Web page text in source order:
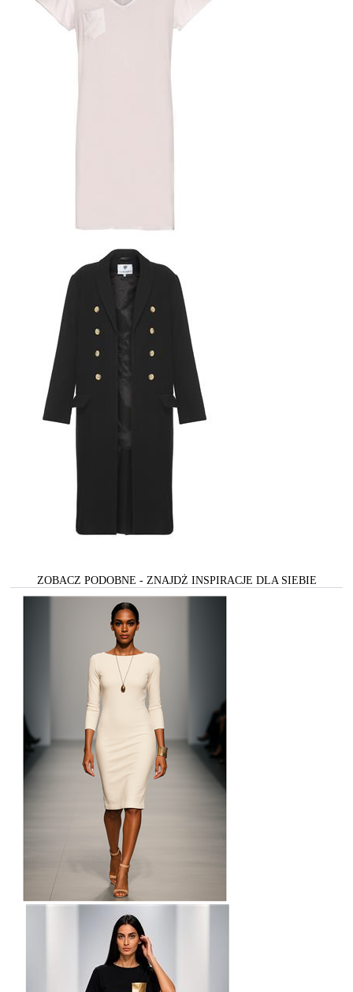
ZOBACZ PODOBNE - ZNAJDŻ INSPIRACJE DLA SIEBIE